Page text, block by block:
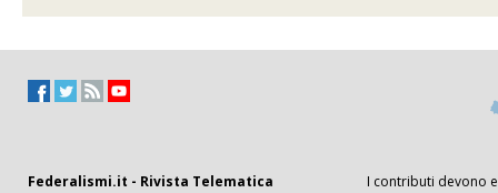
Federalismi.it - Rivista Telematica
I contributi devono